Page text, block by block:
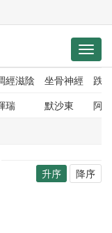
經滋陰 坐骨神經
跌
瑞 默沙東
阿
升序 降序